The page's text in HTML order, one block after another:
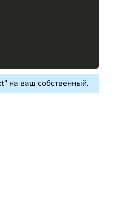
на ваш собственный.